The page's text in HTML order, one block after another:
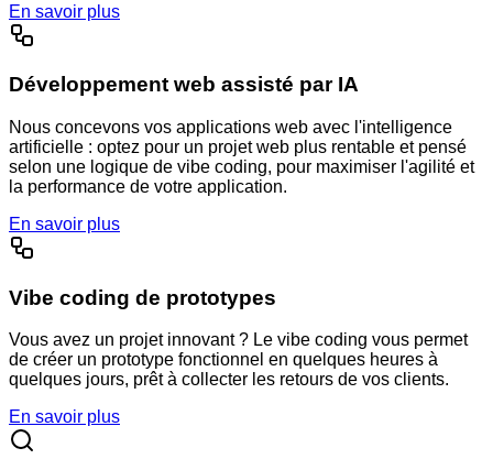
En savoir plus
Développement web assisté par IA
Nous concevons vos applications web avec l'intelligence
artificielle : optez pour un projet web plus rentable et pensé
selon une logique de vibe coding, pour maximiser l'agilité et
la performance de votre application.
En savoir plus
Vibe coding de prototypes
Vous avez un projet innovant ? Le vibe coding vous permet
de créer un prototype fonctionnel en quelques heures à
quelques jours, prêt à collecter les retours de vos clients.
En savoir plus